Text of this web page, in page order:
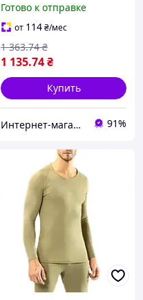
зсу, армейское
термобелье для военных,
размер S M
Готово к отправке
от 114₴/мес
1 135.74₴
1 363.74 ₴
Купить
Интернет-магазин Allegoriya 91%